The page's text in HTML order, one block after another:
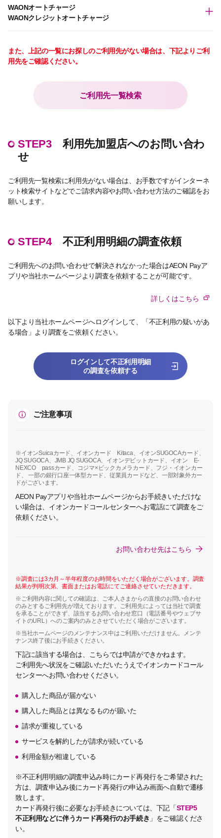
WAONオートチャージ
WAONクレジットオートチャージ
また、上記の一覧にお探しのご利用先がない場合は、下記よりご利
用先をご確認ください。
ご利用先一覧検索
STEP3 利用先加盟店へのお問い合わ
せ
ご利用先一覧検索に利用先がない場合は、お手数ですがインターネ
ット検索サイトなどでご請求内容やお問い合わせ方法のご確認をお
願いします。
STEP4 不正利用明細の調査依頼
ご利用先へのお問い合わせで解決されなかった場合はAEON Payア
プリや当社ホームページより調査を依頼することが可能です。
詳しくはこちら
以下より当社ホームページへログインして、「不正利用の疑いがあ
る場合」より調査をご依頼ください。
ログインして不正利用明細
の調査を依頼する
ご注意事項
※イオンSuicaカード、イオンカード Kitaca、イオンSUGOCAカード、
JQ SUGOCA、JMB JQ SUGOCA、イオンデビットカード、イオン E-
NEXCO passカード、コジマ×ビックカメラカード、フジ・イオンカー
ド、 一部の銀行口座一体型カード、従業員カードなど、一部対象外カー
ドがございます。
AEON Payアプリや当社ホームページからお手続きいただけな
い場合は、イオンカードコールセンターへお電話にて調査をご
依頼ください。
お問い合わせ先はこちら
※調査には3カ月～半年程度のお時間をいただく場合がございます。調査
結果が判明次第、書面またはお電話にてご連絡させていただきます。
※ご利用内容に関しての確認は、ご本人さまからの直接のお問い合わせ
のみとするご利用先が増えております。ご利用先によっては当社で調査
を承ることができず、該当するお問い合わせ窓口（電話番号やウェブサ
イトのURL）へのご案内のみとさせていただく場合がございます。
※当社ホームページのメンテナンス中はご利用いただけません。メンテ
ナンス終了後にお手続きください。
下記に該当する場合は、こちらでは申請ができかねます。
ご利用先へ状況をご確認いただいたうえでイオンカードコール
センターへお問い合わせください。
購入した商品が届かない
購入した商品とは異なるものが届いた
請求が重複している
サービスを解約したが請求が続いている
利用金額が相違している
※不正利用明細の調査申込み時にカード再発行をご希望された
方は、調査申込み後にカード再発行の申込み画面へ自動で遷移
致します。
カード再発行後に必要なお手続きについては、下記「STEP5
不正利用などに伴うカード再発行のお手続き 」をご確認くださ
い。